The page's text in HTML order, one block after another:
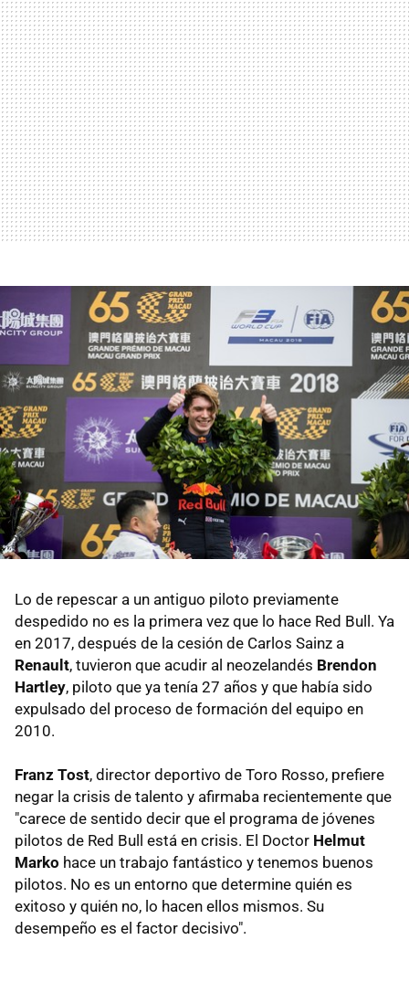
Lo de repescar a un antiguo piloto previamente
despedido no es la primera vez que lo hace Red Bull. Ya
en 2017, después de la cesión de Carlos Sainz a
Renault, tuvieron que acudir al neozelandés Brendon
Hartley, piloto que ya tenía 27 años y que había sido
expulsado del proceso de formación del equipo en
2010.
Franz Tost, director deportivo de Toro Rosso, prefiere
negar la crisis de talento y afirmaba recientemente que
"carece de sentido decir que el programa de jóvenes
pilotos de Red Bull está en crisis. El Doctor Helmut
Marko hace un trabajo fantástico y tenemos buenos
pilotos. No es un entorno que determine quién es
exitoso y quién no, lo hacen ellos mismos. Su
desempeño es el factor decisivo".